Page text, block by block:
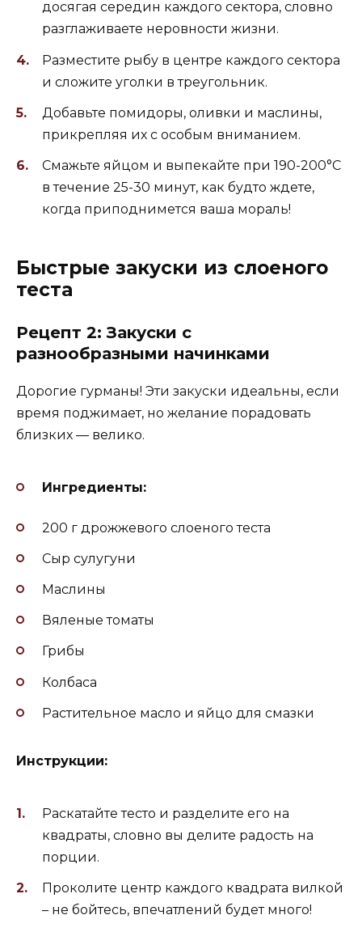
досягая середин каждого сектора, словно
разглаживаете неровности жизни.
Разместите рыбу в центре каждого сектора
и сложите уголки в треугольник.
Добавьте помидоры, оливки и маслины,
прикрепляя их с особым вниманием.
Смажьте яйцом и выпекайте при 190-200°C
в течение 25-30 минут, как будто ждете,
когда приподнимется ваша мораль!
Быстрые закуски из слоеного
теста
Рецепт 2: Закуски с
разнообразными начинками
Дорогие гурманы! Эти закуски идеальны, если
время поджимает, но желание порадовать
близких — велико.
Ингредиенты:
200 г дрожжевого слоеного теста
Сыр сулугуни
Маслины
Вяленые томаты
Грибы
Колбаса
Растительное масло и яйцо для смазки
Инструкции:
Раскатайте тесто и разделите его на
квадраты, словно вы делите радость на
порции.
Проколите центр каждого квадрата вилкой
– не бойтесь, впечатлений будет много!